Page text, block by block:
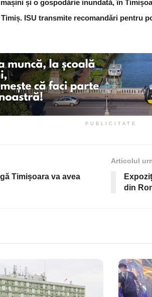
și o gospodărie inundată, în
ISU transmite recomandări pentru
PUBLICITATE
Timișoara va avea
Articolul
din